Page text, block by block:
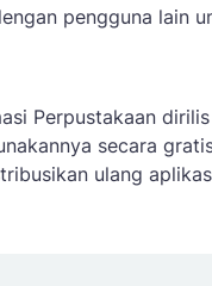
pengguna lain
Perpustakaan
secara
ulang